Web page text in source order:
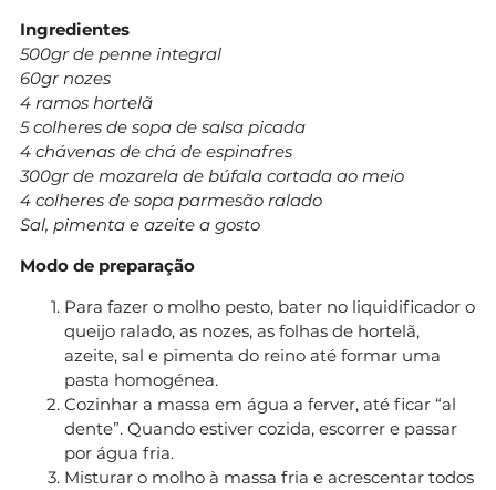
Ingredientes
500gr de penne integral
60gr nozes
4 ramos hortelã
5 colheres de sopa de salsa picada
4 chávenas de chá de espinafres
300gr de mozarela de búfala cortada ao meio
4 colheres de sopa parmesão ralado
Sal, pimenta e azeite a gosto
Modo de preparação
Para fazer o molho pesto, bater no liquidificador o
queijo ralado, as nozes, as folhas de hortelã,
azeite, sal e pimenta do reino até formar uma
pasta homogénea.
Cozinhar a massa em água a ferver, até ficar “al
dente”. Quando estiver cozida, escorrer e passar
por água fria.
Misturar o molho à massa fria e acrescentar todos